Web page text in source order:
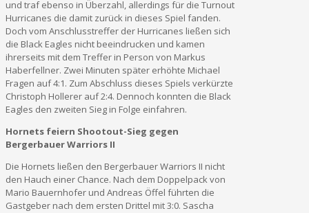
und traf ebenso in Überzahl, allerdings für die Turnout
Hurricanes die damit zurück in dieses Spiel fanden.
Doch vom Anschlusstreffer der Hurricanes ließen sich
die Black Eagles nicht beeindrucken und kamen
ihrerseits mit dem Treffer in Person von Markus
Haberfellner. Zwei Minuten später erhöhte Michael
Fragen auf 4:1. Zum Abschluss dieses Spiels verkürzte
Christoph Hollerer auf 2:4. Dennoch konnten die Black
Eagles den zweiten Sieg in Folge einfahren.
Hornets feiern Shootout-Sieg gegen
Bergerbauer Warriors II
Die Hornets ließen den Bergerbauer Warriors II nicht
den Hauch einer Chance. Nach dem Doppelpack von
Mario Bauernhofer und Andreas Öffel führten die
Gastgeber nach dem ersten Drittel mit 3:0. Sascha